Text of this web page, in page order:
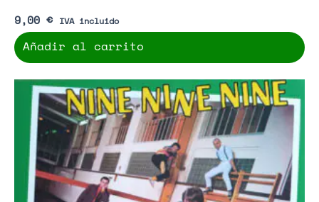
9,00 € IVA incluido
Añadir al carrito